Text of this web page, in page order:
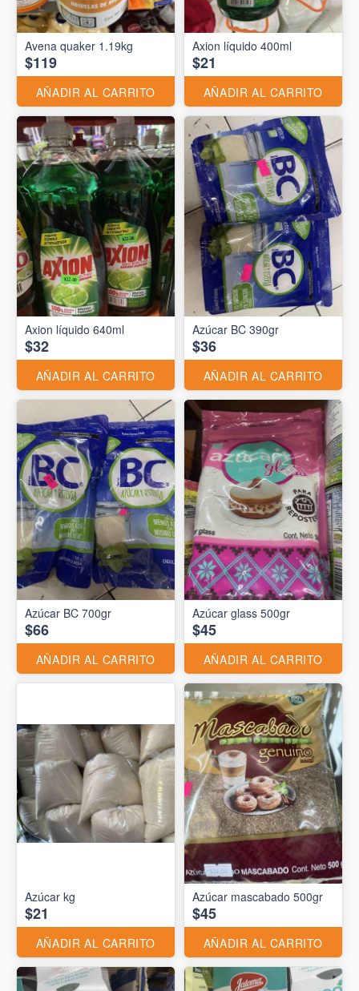
Avena quaker 1.19kg
$119
AÑADIR AL CARRITO
Axion líquido 400ml
$21
AÑADIR AL CARRITO
Axion líquido 640ml
$32
AÑADIR AL CARRITO
Azúcar BC 390gr
$36
AÑADIR AL CARRITO
Azúcar BC 700gr
$66
AÑADIR AL CARRITO
Azúcar glass 500gr
$45
AÑADIR AL CARRITO
Azúcar kg
$21
AÑADIR AL CARRITO
Azúcar mascabado 500gr
$45
AÑADIR AL CARRITO